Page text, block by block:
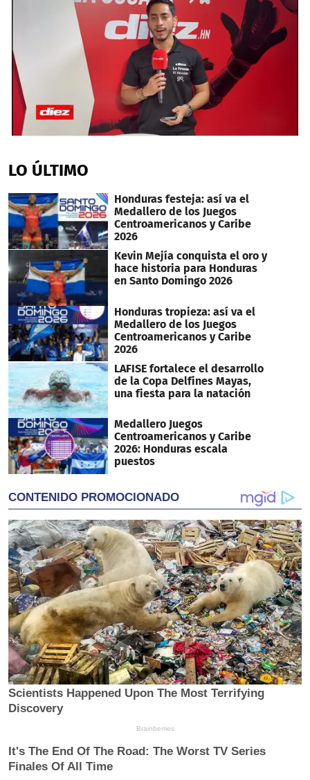
of
2
53
seconds
LO ÚLTIMO
Honduras festeja: así va el
Medallero de los Juegos
Centroamericanos y Caribe
2026
Kevin Mejía conquista el oro y
hace historia para Honduras
en Santo Domingo 2026
Honduras tropieza: así va el
Medallero de los Juegos
Centroamericanos y Caribe
2026
LAFISE fortalece el desarrollo
de la Copa Delfines Mayas,
una fiesta para la natación
Medallero Juegos
Centroamericanos y Caribe
2026: Honduras escala
puestos